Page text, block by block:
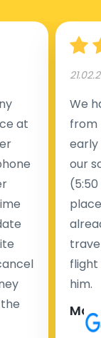
at
We
from
early
our
flight
him.